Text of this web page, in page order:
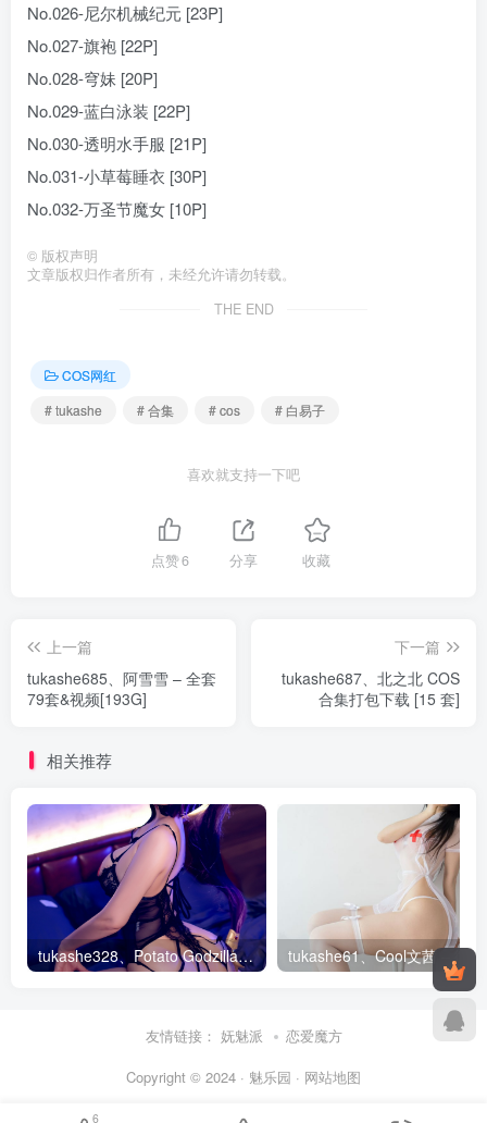
No.026-尼尔机械纪元 [23P]
No.027-旗袍 [22P]
No.028-穹妹 [20P]
No.029-蓝白泳装 [22P]
No.030-透明水手服 [21P]
No.031-小草莓睡衣 [30P]
No.032-万圣节魔女 [10P]
© 版权声明
文章版权归作者所有，未经允许请勿转载。
THE END
COS网红
# tukashe
# 合集 # cos # 白易子
喜欢就支持一下吧
点赞6 分享 收藏
上一篇
tukashe685、阿雪雪 – 全套
79套&视频[193G]
下一篇
tukashe687、北之北 COS
合集打包下载 [15 套]
相关推荐
tukashe328、Potato Godzilla – 全套154期&随包视频
友情链接： 妩魅派
恋爱魔方
Copyright © 2024 · 魅乐园 · 网站地图
6